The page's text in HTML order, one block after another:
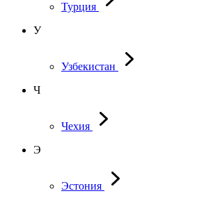
Турция
У
Узбекистан
Ч
Чехия
Э
Эстония